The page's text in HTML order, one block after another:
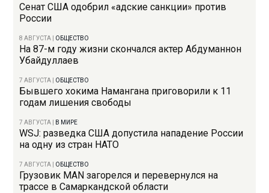
Сенат США одобрил «адские санкции» против
России
8 АВГУСТА ОБЩЕСТВО
На 87-м году жизни скончался актер Абдуманнон
Убайдуллаев
7 АВГУСТА ОБЩЕСТВО
Бывшего хокима Намангана приговорили к 11
годам лишения свободы
7 АВГУСТА В МИРЕ
WSJ: разведка США допустила нападение России
на одну из стран НАТО
7 АВГУСТА ОБЩЕСТВО
Грузовик MAN загорелся и перевернулся на
трассе в Самаркандской области